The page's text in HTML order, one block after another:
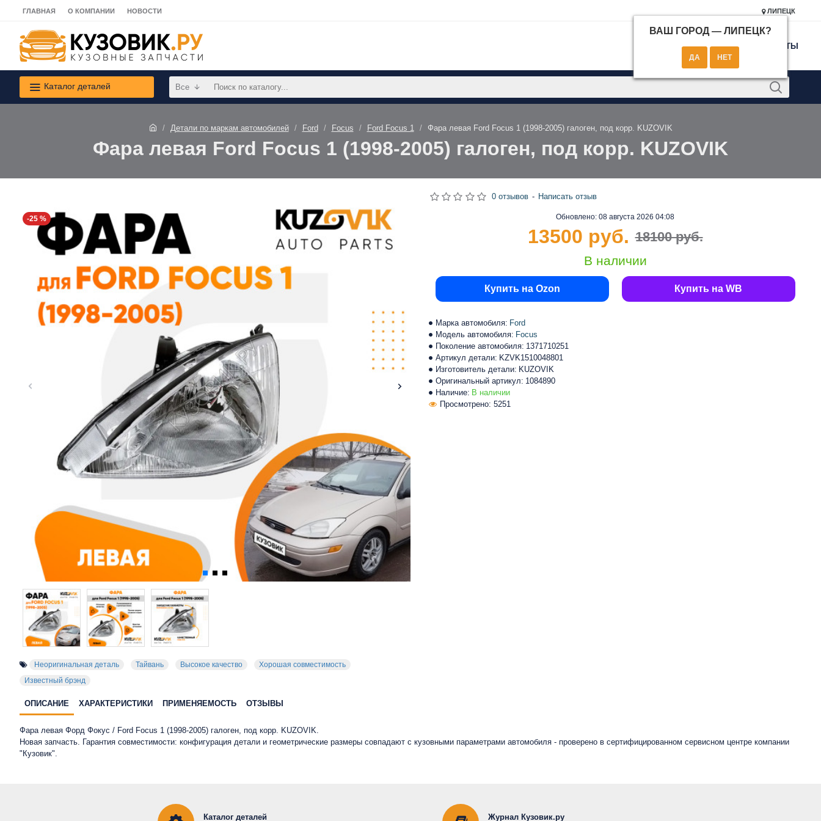
ГЛАВНАЯ О КОМПАНИИ НОВОСТИ ЛИПЕЦК
ВАШ ГОРОД — ЛИПЕЦК?
КОНТАКТЫ
Каталог деталей Все
Детали по маркам автомобилей Ford Focus Ford Focus 1 Фара левая Ford Focus 1 (1998-2005) галоген, под корр. KUZOVIK
Фара левая Ford Focus 1 (1998-2005) галоген, под корр. KUZOVIK
-25 %
Неоригинальная деталь Тайвань Высокое качество
Хорошая совместимость
Известный брэнд
Наличие: В наличии
Марка автомобиля: Ford
Модель автомобиля: Focus
Поколение автомобиля: 1371710251
Артикул детали: KZVK1510048801
Изготовитель детали: KUZOVIK
Оригинальный артикул: 1084890
Просмотрено: 5251
Обновлено: 08 августа 2026 04:08
В наличии
0 отзывов - Написать отзыв
18100 руб.
13500 руб.
Купить на Ozon Купить на WB
ОПИСАНИЕ ХАРАКТЕРИСТИКИ ПРИМЕНЯЕМОСТЬ ОТЗЫВЫ
Фара левая Форд Фокус / Ford Focus 1 (1998-2005) галоген, под корр. KUZOVIK.
Новая запчасть. Гарантия совместимости: конфигурация детали и геометрические размеры совпадают с кузовными параметрами автомобиля - проверено в сертифицированном сервисном центре компании
"Кузовик".
Каталог деталей Журнал Кузовик.ру